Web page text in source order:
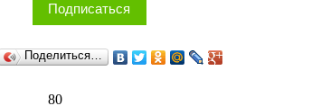
Подписаться
Поделиться…
80